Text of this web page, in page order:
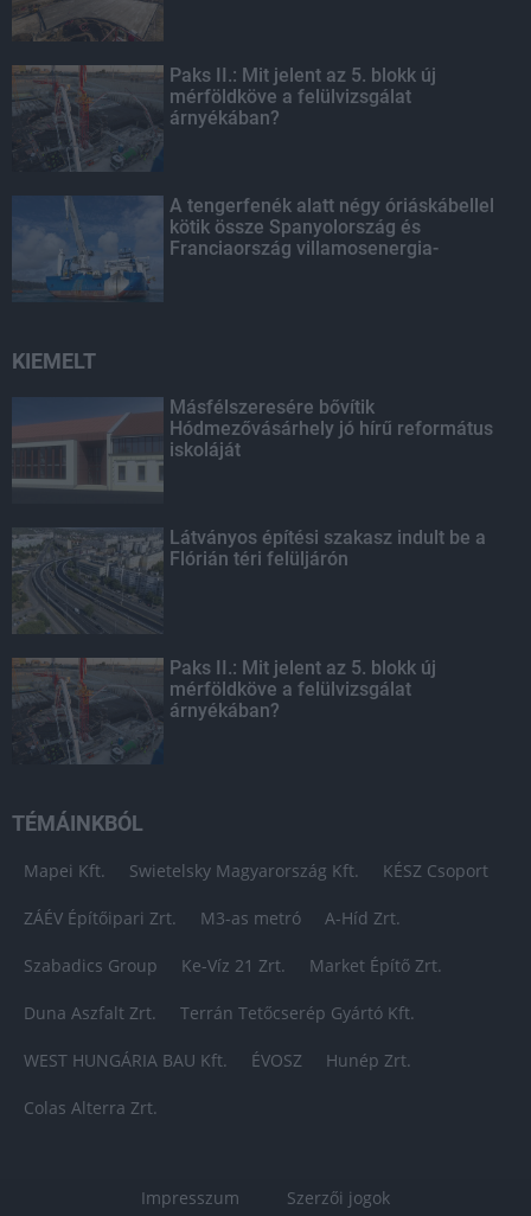
Paks II.: Mit jelent az 5. blokk új
mérföldköve a felülvizsgálat
árnyékában?
A tengerfenék alatt négy óriáskábellel
kötik össze Spanyolország és
Franciaország villamosenergia-
KIEMELT
Másfélszeresére bővítik
Hódmezővásárhely jó hírű református
iskoláját
Látványos építési szakasz indult be a
Flórián téri felüljárón
Paks II.: Mit jelent az 5. blokk új
mérföldköve a felülvizsgálat
árnyékában?
TÉMÁINKBÓL
Mapei Kft. Swietelsky Magyarország Kft. KÉSZ Csoport
ZÁÉV Építőipari Zrt. M3-as metró A-Híd Zrt.
Szabadics Group Ke-Víz 21 Zrt. Market Építő Zrt.
Duna Aszfalt Zrt. Terrán Tetőcserép Gyártó Kft.
WEST HUNGÁRIA BAU Kft. ÉVOSZ Hunép Zrt.
Colas Alterra Zrt.
Impresszum
Szerzői jogok